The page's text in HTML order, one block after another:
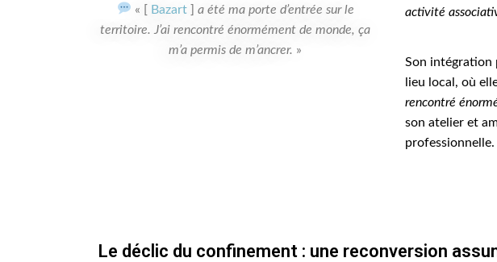
« [ Bazart
a été ma porte d’entrée sur le
territoire. J’ai rencontré énormément de monde, ça
m’a permis de m’ancrer. »
activité
Son intégration
lieu local, où
rencontré
son atelier et
professionnelle.
Le déclic du confinement : une reconversion